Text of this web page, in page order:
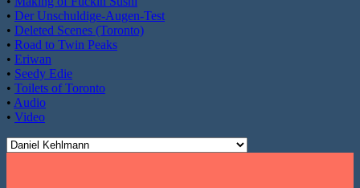
• Der Unschuldige-Augen-Test
• Deleted Scenes (Toronto)
• Road to Twin Peaks
• Eriwan
• Seedy Edie
• Toilets of Toronto
• Audio
• Video